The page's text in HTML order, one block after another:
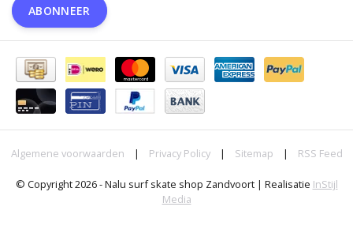
ABONNEER
Algemene voorwaarden | Privacy Policy | Sitemap | RSS Feed
© Copyright 2026 - Nalu surf skate shop Zandvoort | Realisatie InStijl
Media